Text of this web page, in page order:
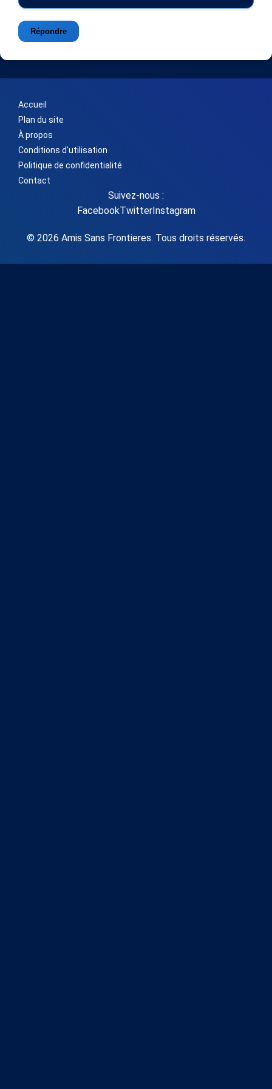
Répondre
Accueil
Plan du site
À propos
Conditions d'utilisation
Politique de confidentialité
Contact
Suivez-nous :
FacebookTwitterInstagram
© 2026 Amis Sans Frontieres. Tous droits réservés.